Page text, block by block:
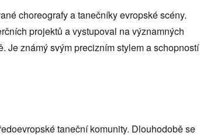
choreografy a tanečníky evropské scény.
projektů a vystupoval na významných
Je známý svým precizním stylem a schopností
taneční komunity. Dlouhodobě se